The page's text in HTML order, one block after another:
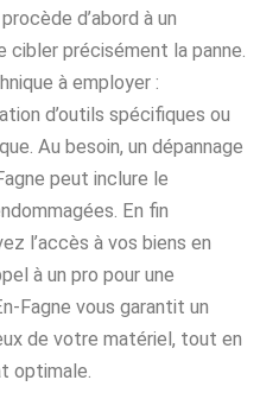
d’abord à un
précisément la panne.
à employer :
d’outils spécifiques ou
Au besoin, un dépannage
peut inclure le
En fin
l’accès à vos biens en
à un pro pour une
Fagne vous garantit un
de votre matériel, tout en
optimale.